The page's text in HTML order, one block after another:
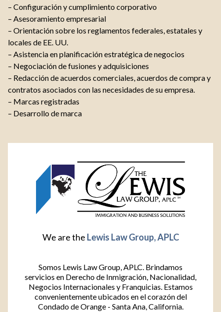
– Configuración y cumplimiento corporativo
– Asesoramiento empresarial
– Orientación sobre los reglamentos federales, estatales y
locales de EE. UU.
– Asistencia en planificación estratégica de negocios
– Negociación de fusiones y adquisiciones
– Redacción de acuerdos comerciales, acuerdos de compra y
contratos asociados con las necesidades de su empresa.
– Marcas registradas
– Desarrollo de marca
We are the Lewis Law Group, APLC
Somos Lewis Law Group, APLC. Brindamos
servicios en Derecho de Inmigración, Nacionalidad,
Negocios Internacionales y Franquicias. Estamos
convenientemente ubicados en el corazón del
Condado de Orange - Santa Ana, California.